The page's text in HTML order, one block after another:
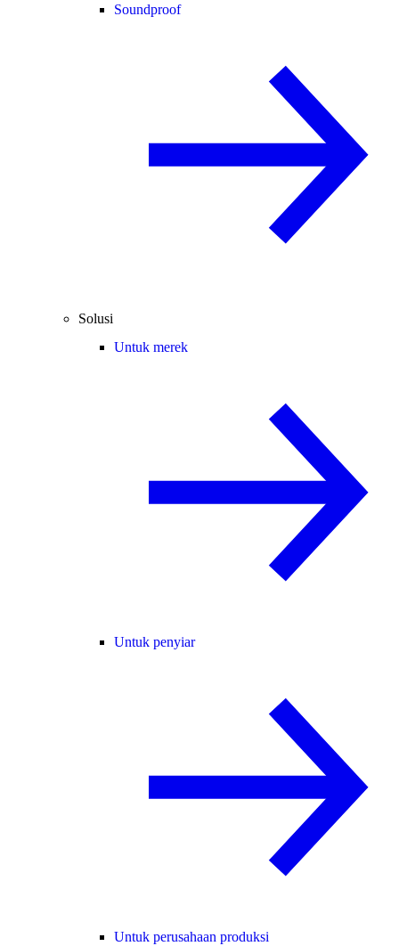
Soundproof
Solusi
Untuk merek
Untuk penyiar
Untuk perusahaan produksi